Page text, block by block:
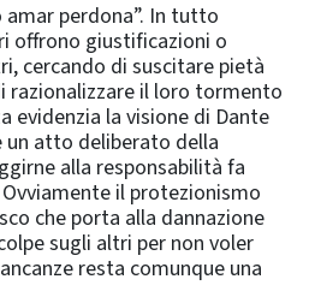
perdona”. In tutto
offrono giustificazioni o
cercando di suscitare pietà
razionalizzare il loro tormento
evidenzia la visione di Dante
un atto deliberato della
alla responsabilità fa
il protezionismo
che porta alla dannazione
sugli altri per non voler
resta comunque una